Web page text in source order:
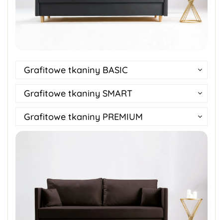
Grafitowe tkaniny BASIC
Grafitowe tkaniny SMART
Grafitowe tkaniny PREMIUM